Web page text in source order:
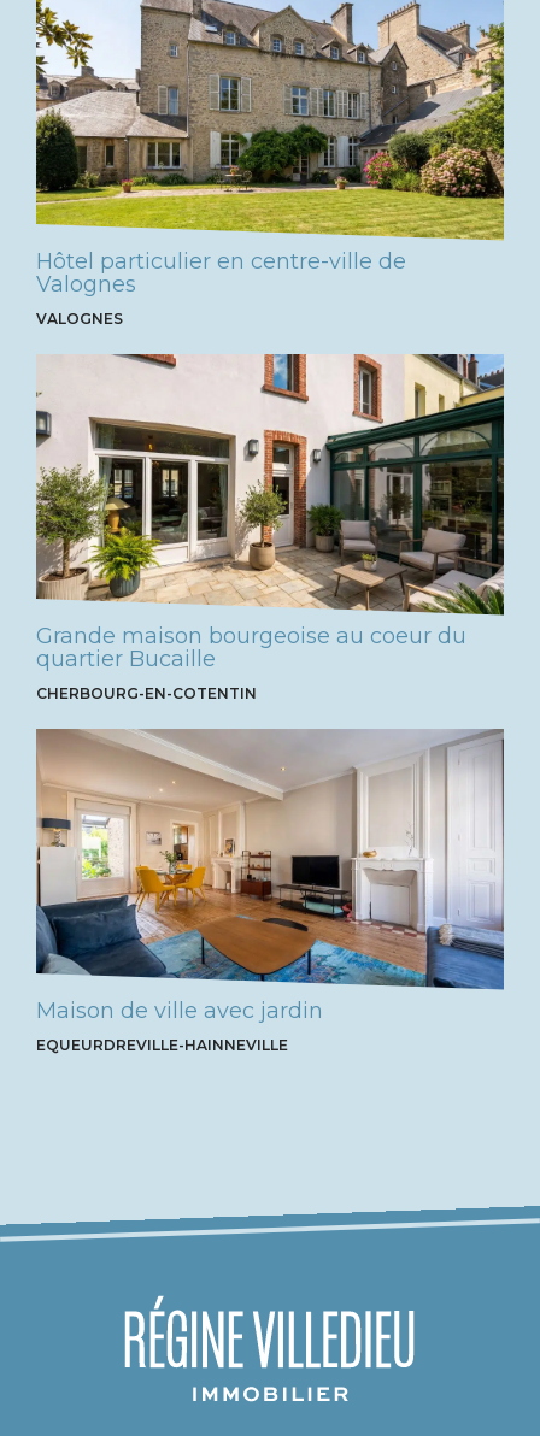
Hôtel particulier en centre-ville de
Valognes
VALOGNES
Grande maison bourgeoise au coeur du
quartier Bucaille
CHERBOURG-EN-COTENTIN
Maison de ville avec jardin
EQUEURDREVILLE-HAINNEVILLE